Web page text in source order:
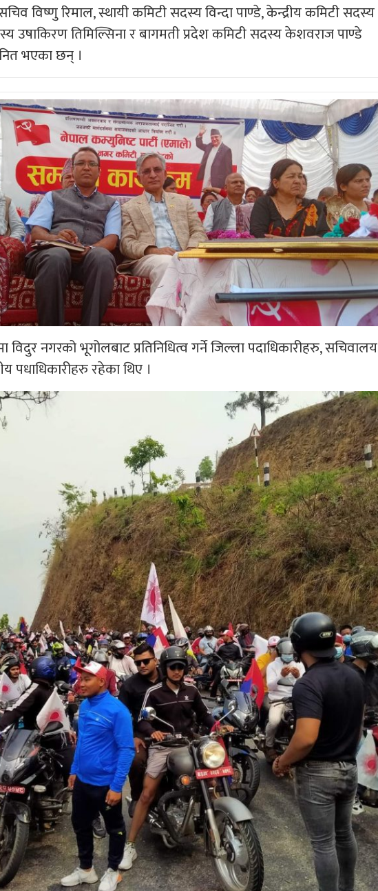
विष्णु रिमाल, स्थायी कमिटी सदस्य विन्दा पाण्डे, केन्द्रीय कमिटी सदस्य
उषाकिरण तिमिल्सिना र बागमती प्रदेश कमिटी सदस्य केशवराज पाण्डे
भएका छन् ।
नगरको भूगोलबाट प्रतिनिधित्व गर्ने जिल्ला पदाधिकारीहरु, सचिवालय
पधाधिकारीहरु रहेका थिए ।